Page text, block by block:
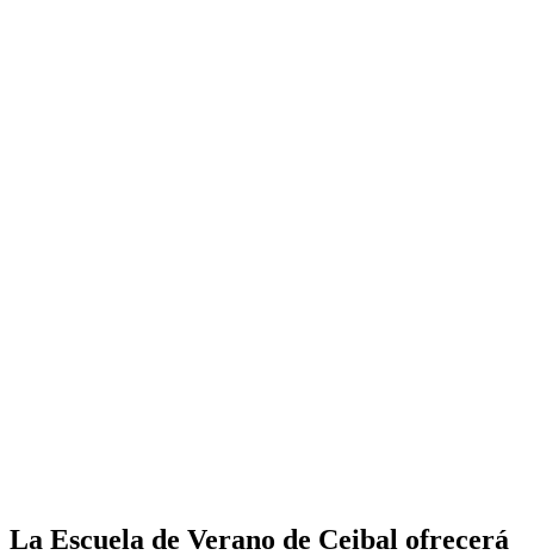
La Escuela de Verano de Ceibal ofrecerá